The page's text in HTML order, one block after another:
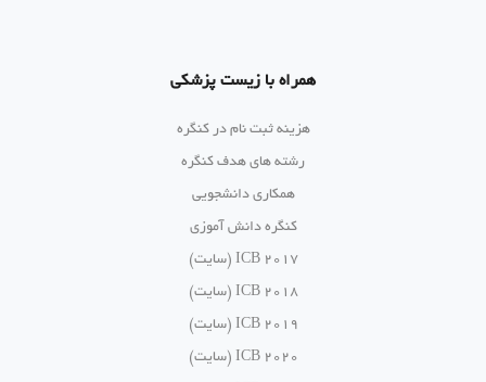
همراه با زیست پزشکی
هزینه ثبت نام در کنگره
رشته های هدف کنگره
همکاری دانشجویی
کنگره دانش آموزی
ICB 2017 (سایت)
ICB 2018 (سایت)
ICB 2019 (سایت)
ICB 2020 (سایت)